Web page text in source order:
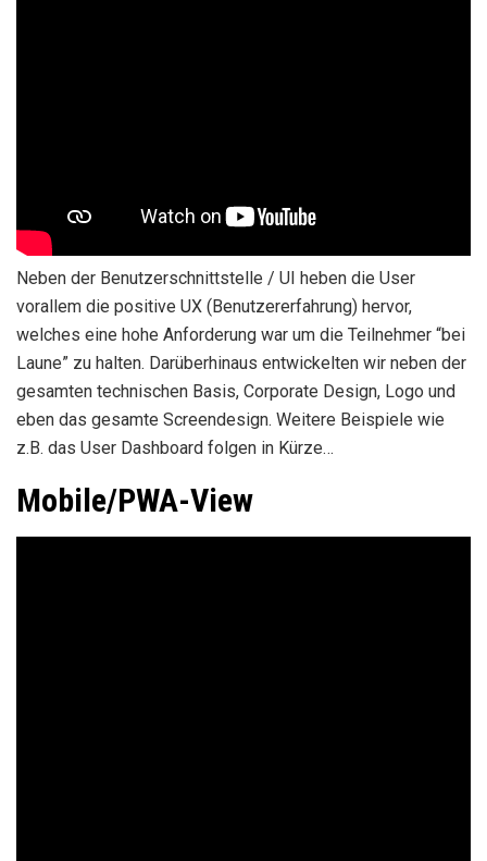
Neben der Benutzerschnittstelle / UI heben die User
vorallem die positive UX (Benutzererfahrung) hervor,
welches eine hohe Anforderung war um die Teilnehmer “bei
Laune” zu halten. Darüberhinaus entwickelten wir neben der
gesamten technischen Basis, Corporate Design, Logo und
eben das gesamte Screendesign. Weitere Beispiele wie
z.B. das User Dashboard folgen in Kürze…
Mobile/PWA-View